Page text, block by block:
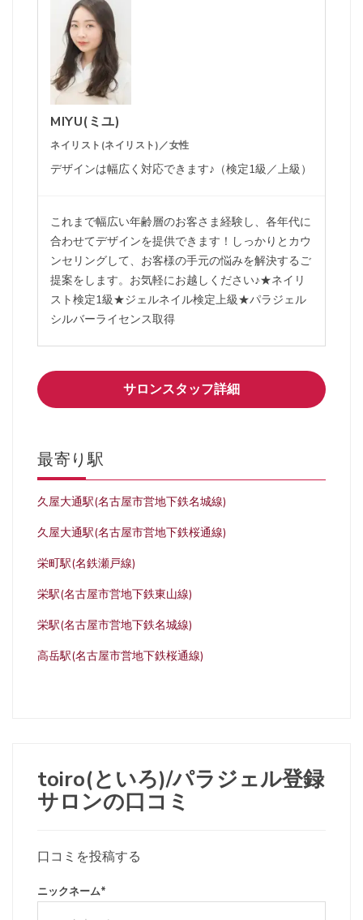
MIYU(ミユ)
ネイリスト(ネイリスト)／女性
デザインは幅広く対応できます♪（検定1級／上級）
これまで幅広い年齢層のお客さま経験し、各年代に
合わせてデザインを提供できます！しっかりとカウ
ンセリングして、お客様の手元の悩みを解決するご
提案をします。お気軽にお越しください♪★ネイリ
スト検定1級★ジェルネイル検定上級★パラジェル
シルバーライセンス取得
サロンスタッフ詳細
最寄り駅
久屋大通駅(名古屋市営地下鉄名城線)
久屋大通駅(名古屋市営地下鉄桜通線)
栄町駅(名鉄瀬戸線)
栄駅(名古屋市営地下鉄東山線)
栄駅(名古屋市営地下鉄名城線)
高岳駅(名古屋市営地下鉄桜通線)
toiro(といろ)/パラジェル登録
サロンの口コミ
口コミを投稿する
ニックネーム*